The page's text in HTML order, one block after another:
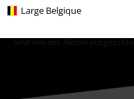
Large Belgique
Lindemann, Böhse Onkelz,
sind von der Aktion